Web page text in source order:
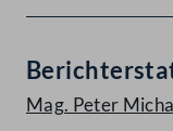
Mag. Peter